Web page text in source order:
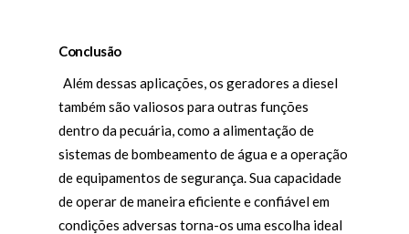
Conclusão
Além dessas aplicações, os geradores a diesel
também são valiosos para outras funções
dentro da pecuária, como a alimentação de
sistemas de bombeamento de água e a operação
de equipamentos de segurança. Sua capacidade
de operar de maneira eficiente e confiável em
condições adversas torna-os uma escolha ideal